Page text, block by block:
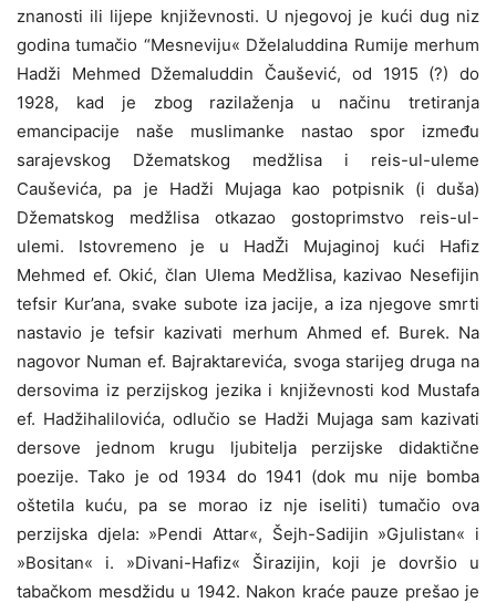
znanosti ili lijepe književnosti. U njegovoj je kući dug niz
godina tumačio “Mesneviju« Dželaluddina Rumije merhum
Hadži Mehmed Džemaluddin Čaušević, od 1915 (?) do
1928, kad je zbog razilaženja u načinu tretiranja
emancipacije naše muslimanke nastao spor između
sarajevskog Džematskog medžlisa i reis-ul-uleme
Cauševića, pa je Hadži Mujaga kao potpisnik (i duša)
Džematskog medžlisa otkazao gostoprimstvo reis-ul-
ulemi. Istovremeno je u HadŽi Mujaginoj kući Hafiz
Mehmed ef. Okić, član Ulema Medžlisa, kazivao Nesefijin
tefsir Kur’ana, svake subote iza jacije, a iza njegove smrti
nastavio je tefsir kazivati merhum Ahmed ef. Burek. Na
nagovor Numan ef. Bajraktarevića, svoga starijeg druga na
dersovima iz perzijskog jezika i književnosti kod Mustafa
ef. Hadžihalilovića, odlučio se Hadži Mujaga sam kazivati
dersove jednom krugu ljubitelja perzijske didaktične
poezije. Tako je od 1934 do 1941 (dok mu nije bomba
oštetila kuću, pa se morao iz nje iseliti) tumačio ova
perzijska djela: »Pendi Attar«, Šejh-Sadijin »Gjulistan« i
»Bositan« i. »Divani-Hafiz« Širazijin, koji je dovršio u
tabačkom mesdžidu u 1942. Nakon kraće pauze prešao je